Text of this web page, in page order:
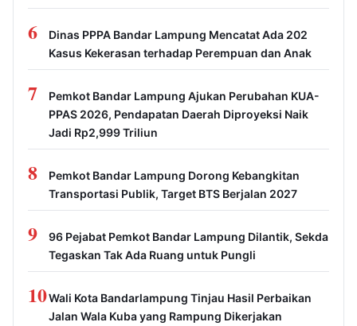
6
Dinas PPPA Bandar Lampung Mencatat Ada 202
Kasus Kekerasan terhadap Perempuan dan Anak
7
Pemkot Bandar Lampung Ajukan Perubahan KUA-
PPAS 2026, Pendapatan Daerah Diproyeksi Naik
Jadi Rp2,999 Triliun
8
Pemkot Bandar Lampung Dorong Kebangkitan
Transportasi Publik, Target BTS Berjalan 2027
9
96 Pejabat Pemkot Bandar Lampung Dilantik, Sekda
Tegaskan Tak Ada Ruang untuk Pungli
10Wali Kota Bandarlampung Tinjau Hasil Perbaikan
Jalan Wala Kuba yang Rampung Dikerjakan